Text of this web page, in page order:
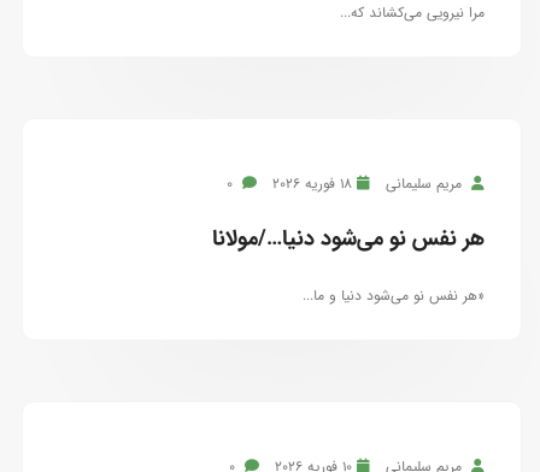
مرا نیرویی می‌کشاند که...
مریم سلیمانی 18 فوریه 2026
هر نفس نو می‌شود دنیا…/مولانا
«هر نفس نو می‌شود دنیا و ما...